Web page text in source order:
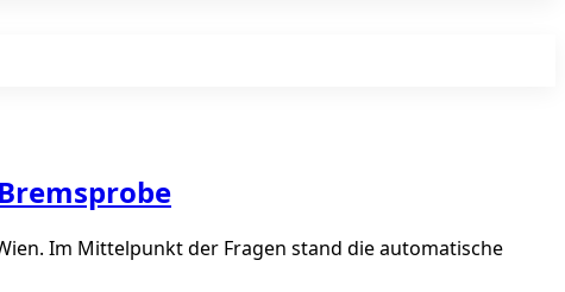
Im Mittelpunkt der Fragen stand die automatische